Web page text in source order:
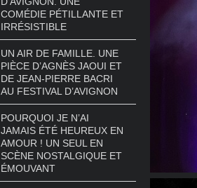
COMÉDIE PÉTILLANTE ET
IRRÉSISTIBLE
UN AIR DE FAMILLE. UNE
PIÈCE D’AGNÈS JAOUI ET
DE JEAN-PIERRE BACRI
AU FESTIVAL D’AVIGNON
POURQUOI JE N’AI
JAMAIS ÉTÉ HEUREUX EN
AMOUR ! UN SEUL EN
SCÈNE NOSTALGIQUE ET
ÉMOUVANT